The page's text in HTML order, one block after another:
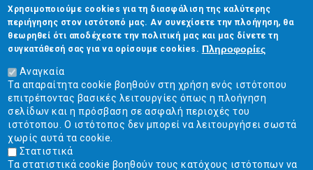
CAPTCHA
This
question is
for testing
whether or
not you are a
human visitor
and to
prevent
automated
spam
submissions.
5+2
Επικοινωνία
Στουρνάρη 17, Αθήνα 10683
2103304444
info@ekpizo.gr
www.ekpizo.gr
Χρησιμοποιούμε cookies για τη διασφάλιση της καλύτερης
περιήγησης στον ιστότοπό μας. Αν συνεχίσετε την πλοήγηση, θα
θεωρηθεί ότι αποδέχεστε την πολιτική μας και μας δίνετε τη
συγκατάθεσή σας για να ορίσουμε cookies. Πληροφορίες
Αναγκαία
Τα απαραίτητα cookie βοηθούν στη χρήση ενός ιστότοπου
επιτρέποντας βασικές λειτουργίες όπως η πλοήγηση
σελίδων και η πρόσβαση σε ασφαλή περιοχές του
ιστότοπου. Ο ιστότοπος δεν μπορεί να λειτουργήσει σωστά
χωρίς αυτά τα cookie.
Στατιστικά
Τα στατιστικά cookie βοηθούν τους κατόχους ιστότοπων να